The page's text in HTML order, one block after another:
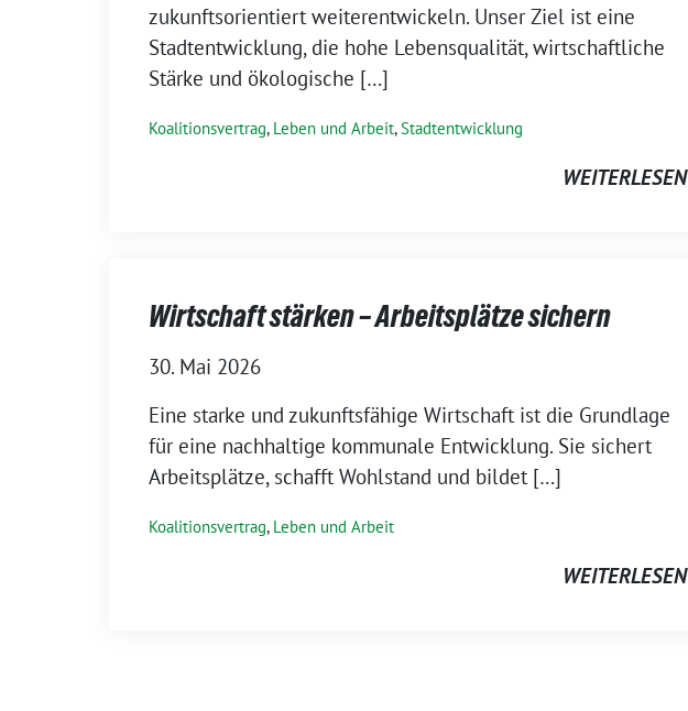
zukunftsorientiert weiterentwickeln. Unser Ziel ist eine
Stadtentwicklung, die hohe Lebensqualität, wirtschaftliche
Stärke und ökologische […]
Koalitionsvertrag, Leben und Arbeit,Stadtentwicklung
WEITERLESEN
Wirtschaft stärken – Arbeitsplätze sichern
30. Mai 2026
Eine starke und zukunftsfähige Wirtschaft ist die Grundlage
für eine nachhaltige kommunale Entwicklung. Sie sichert
Arbeitsplätze, schafft Wohlstand und bildet […]
Koalitionsvertrag, Leben und Arbeit
WEITERLESEN